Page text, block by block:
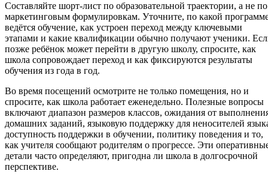
Составляйте шорт-лист по образовательной траектории, а не по
маркетинговым формулировкам. Уточните, по какой
ведётся обучение, как устроен переход между ключевыми
этапами и какие квалификации обычно получают ученики.
позже ребёнок может перейти в другую школу, спросите, как
школа сопровождает переход и как фиксируются результаты
обучения из года в год.
Во время посещений осмотрите не только помещения, но и
спросите, как школа работает еженедельно. Полезные вопросы
включают диапазон размеров классов, ожидания от
домашних заданий, языковую поддержку для неносителей
доступность поддержки в обучении, политику поведения и то,
как учителя сообщают родителям о прогрессе. Эти
детали часто определяют, пригодна ли школа в долгосрочной
перспективе.